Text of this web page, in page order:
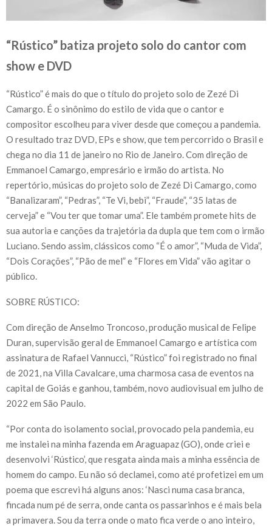
“Rústico” batiza projeto solo do cantor com
show e DVD
“Rústico” é mais do que o título do projeto solo de Zezé Di
Camargo. É o sinônimo do estilo de vida que o cantor e
compositor escolheu para viver desde que começou a pandemia.
O resultado traz DVD, EPs e show, que tem percorrido o Brasil e
chega no dia 11 de janeiro no Rio de Janeiro. Com direção de
Emmanoel Camargo, empresário e irmão do artista. No
repertório, músicas do projeto solo de Zezé Di Camargo, como
“Banalizaram”, “Pedras”, “Te Vi, bebi”, “Fraude”, “35 latas de
cerveja” e “Vou ter que tomar uma”. Ele também promete hits de
sua autoria e canções da trajetória da dupla que tem com o irmão
Luciano. Sendo assim, clássicos como “É o amor”, “Muda de Vida”,
“Dois Corações”, “Pão de mel” e “Flores em Vida” vão agitar o
público.
SOBRE RÚSTICO:
Com direção de Anselmo Troncoso, produção musical de Felipe
Duran, supervisão geral de Emmanoel Camargo e artística com
assinatura de Rafael Vannucci, “Rústico” foi registrado no final
de 2021, na Villa Cavalcare, uma charmosa casa de eventos na
capital de Goiás e ganhou, também, novo audiovisual em julho de
2022 em São Paulo.
“Por conta do isolamento social, provocado pela pandemia, eu
me instalei na minha fazenda em Araguapaz (GO), onde criei e
desenvolvi ‘Rústico’, que resgata ainda mais a minha essência de
homem do campo. Eu não só declamei, como até profetizei em um
poema que escrevi há alguns anos: ‘Nasci numa casa branca,
fincada num pé de serra, onde canta os passarinhos e é mais bela
a primavera. Sou da terra onde o mato fica verde o ano inteiro,